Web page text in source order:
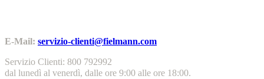
E-Mail: servizio-clienti@fielmann.com
Servizio Clienti: 800 792992
dal lunedì al venerdì, dalle ore 9:00 alle ore 18:00.